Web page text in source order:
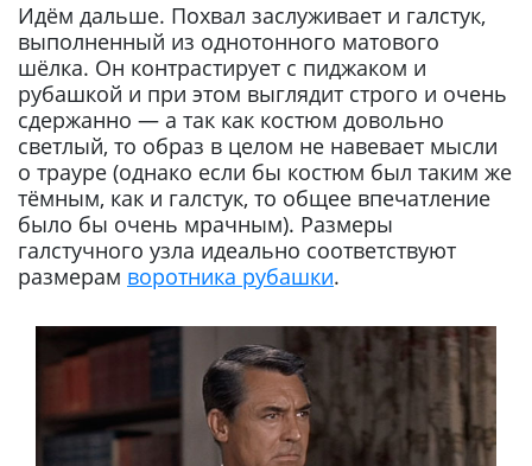
Идём дальше. Похвал заслуживает и галстук,
выполненный из однотонного матового
шёлка. Он контрастирует с пиджаком и
рубашкой и при этом выглядит строго и очень
сдержанно — а так как костюм довольно
светлый, то образ в целом не навевает мысли
о трауре (однако если бы костюм был таким же
тёмным, как и галстук, то общее впечатление
было бы очень мрачным). Размеры
галстучного узла идеально соответствуют
размерам воротника рубашки.